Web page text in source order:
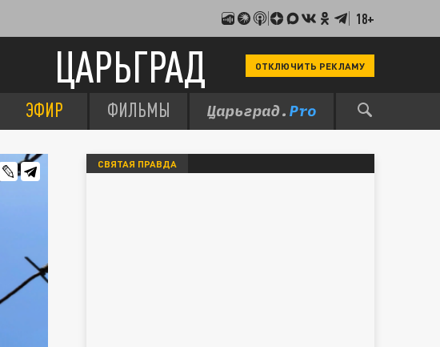
18+
ЦАРЬГРАД ОТКЛЮЧИТЬ РЕКЛАМУ
ЭФИР ФИЛЬМЫ
СВЯТАЯ ПРАВДА